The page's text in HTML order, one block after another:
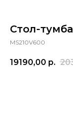
Стол-
MS210V600
19190,00 р.